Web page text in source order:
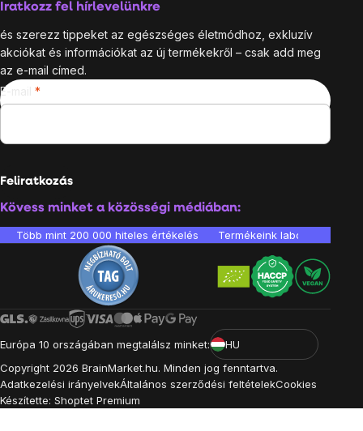
Iratkozz fel hírlevelünkre
és szerezz tippeket az egészséges életmódhoz, exkluzív
akciókat és információkat az új termékekről – csak add meg
az e-mail címed.
E-mail
Feliratkozás
Kövess minket a közösségi médiában:
Több mint 200 000 hiteles értékelés Termékeink
Európa 10 országában megtalálsz minket:
HU
Copyright 2026 BrainMarket.hu. Minden jog fenntartva.
Adatkezelési irányelvekÁltalános szerződési feltételekCookies
Készítette: Shoptet Premium